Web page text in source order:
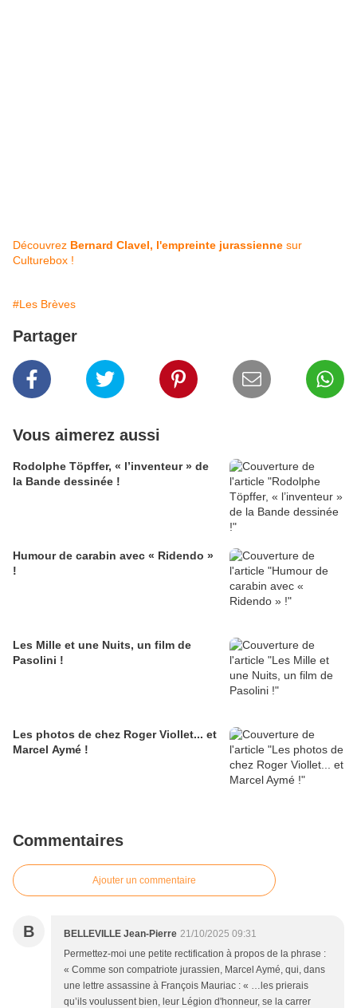
Découvrez Bernard Clavel, l'empreinte jurassienne sur
Culturebox !
#Les Brèves
Partager
Vous aimerez aussi
Rodolphe Töpffer, « l’inventeur » de
la Bande dessinée !
Humour de carabin avec « Ridendo »
!
Les Mille et une Nuits, un film de
Pasolini !
Les photos de chez Roger Viollet... et
Marcel Aymé !
Commentaires
Ajouter un commentaire
B BELLEVILLE Jean-Pierre 21/10/2025 09:31
Permettez-moi une petite rectification à propos de la phrase :
« Comme son compatriote jurassien, Marcel Aymé, qui, dans
une lettre assassine à François Mauriac : « …les prierais
qu’ils voulussent bien, leur Légion d'honneur, se la carrer